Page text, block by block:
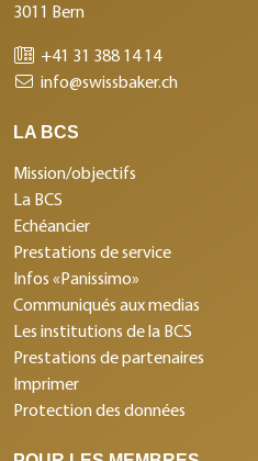
3011 Bern
+41 31 388 14 14
info@swissbaker.ch
LA BCS
Mission/objectifs
La BCS
Echéancier
Prestations de service
Infos «Panissimo»
Communiqués aux medias
Les institutions de la BCS
Prestations de partenaires
Imprimer
Protection des données